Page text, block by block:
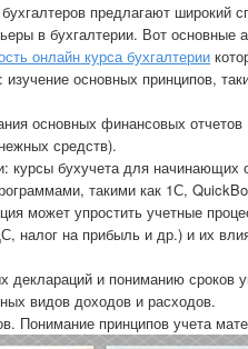
предлагают широкий
в бухгалтерии. Вот основные
онлайн курса бухгалтерии
изучение основных принципов,
основных финансовых
средств).
курсы бухучета для начинающих
такими как 1С,
может упростить учетные
налог на прибыль и др.) и их
деклараций и пониманию сроков
видов доходов и расходов.
Понимание принципов учета